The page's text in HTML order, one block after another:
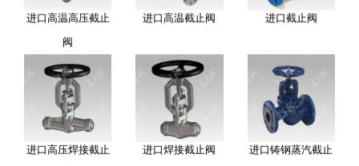
进口高温高压截止
阀
进口高温截止阀 进口截止阀
进口高压焊接截止
进口焊接截止阀
进口铸钢蒸汽截止